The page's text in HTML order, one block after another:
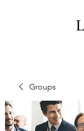
Groups